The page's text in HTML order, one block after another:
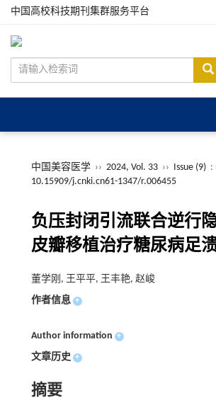
中国高校科技期刊集群服务平台
中国美容医学 ›› 2024, Vol. 33 ›› Issue (9) :
10.15909/j.cnki.cn61-1347/r.006455
负压封闭引流联合逆行
皮瓣移植治疗糖尿病足
董学刚, 王平平, 王丰艳, 赵峻
作者信息 +
Author information +
文章历史 +
摘要